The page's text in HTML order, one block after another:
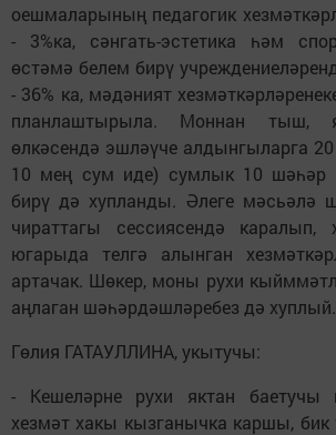
оешмаларының педагогик
- 3%ка, сәнгать-эстетика һәм
өстәмә белем бирү
- 36% ка, мәдәният
планлаштырыла. Моннан тыш,
өлкәсендә эшләүче алдынгыларга
10 мең сум иде) сумлык 10 шәһәр
бирү дә хупланды. Әлеге мәсьәлә
чираттагы сессиясендә каралып,
югарыда телгә алынган
артачак. Шөкер, моны рухи
аңлаган шәһәрдәшләребез дә хуплый.
Гөлия ГАТАУЛЛИНА, укытучы:
- Кешеләрне рухи яктан баетучы
хезмәт хакы кызганычка каршы, бик